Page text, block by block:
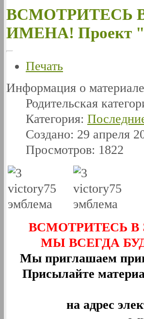
ВСМОТРИТЕСЬ
ИМЕНА! Проект
Печать
Информация о материале
Родительская
Категория:
Создано: 29 апреля
Просмотров: 1822
ВСМОТРИТЕСЬ
МЫ ВСЕГДА
Мы приглашаем
Присылайте
на адрес